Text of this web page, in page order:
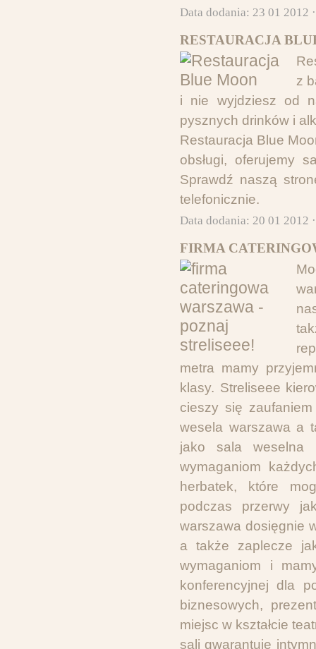
Data dodania: 23 01 2012
RESTAURACJA
z
i nie wyjdziesz od
pysznych drinków i
Restauracja Blue
obsługi, oferujemy
Sprawdź naszą
telefonicznie.
Data dodania: 20 01 2012
FIRMA
metra mamy
klasy. Streliseee
cieszy się
wesela warszawa a
jako sala weselna
wymaganiom
herbatek, które
podczas przerwy
warszawa dosięgnie
a także zaplecze
wymaganiom i
konferencyjnej dla
biznesowych,
miejsc w kształcie
sali gwarantuje